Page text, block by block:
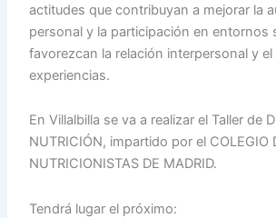
actitudes que contribuyan a mejorar la
personal y la participación en entornos
favorezcan la relación interpersonal y
experiencias.
En Villalbilla se va a realizar el Taller de
NUTRICIÓN, impartido por el COLEGIO
NUTRICIONISTAS DE MADRID.
Tendrá lugar el próximo: